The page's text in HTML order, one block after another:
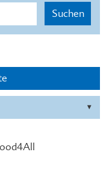
Suchen